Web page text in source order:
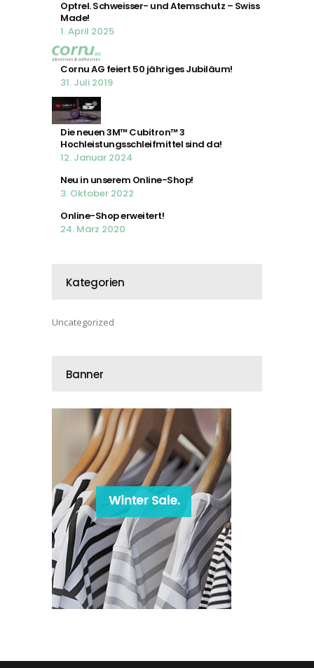
Optrel. Schweisser- und Atemschutz – Swiss
Made!
1. April 2025
Cornu AG feiert 50 jähriges Jubiläum!
31. Juli 2019
Die neuen 3M™ Cubitron™ 3
Hochleistungsschleifmittel sind da!
12. Januar 2024
Neu in unserem Online-Shop!
3. Oktober 2022
Online-Shop erweitert!
24. März 2020
Kategorien
Uncategorized
Banner